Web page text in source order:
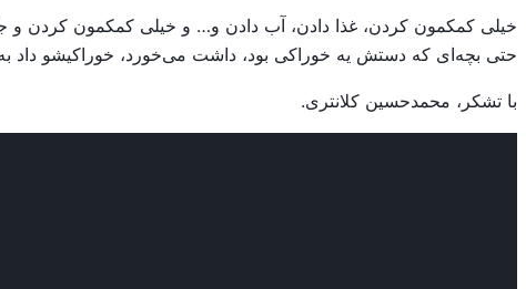
خیلی کمکمون کردن، غذا دادن، آب دادن و… و خیلی کمکمون کردن و
حتی بچه‌ای که دستش یه خوراکی بود، داشت می‌خورد، خوراکیشو داد
با تشکر، محمدحسین کلانتری.